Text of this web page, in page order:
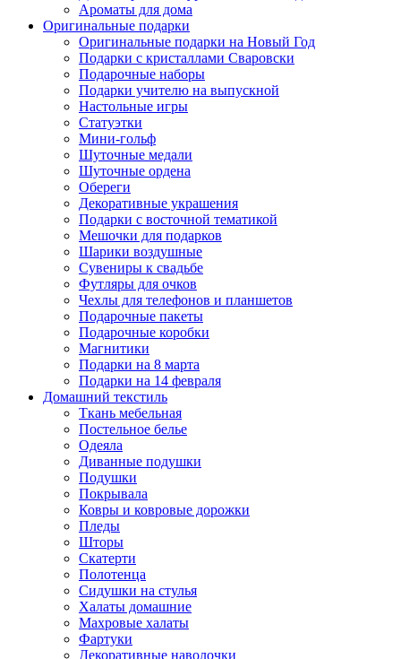
Ароматы для дома
Оригинальные подарки
Оригинальные подарки на Новый Год
Подарки с кристаллами Сваровски
Подарочные наборы
Подарки учителю на выпускной
Настольные игры
Статуэтки
Мини-гольф
Шуточные медали
Шуточные ордена
Обереги
Декоративные украшения
Подарки с восточной тематикой
Мешочки для подарков
Шарики воздушные
Сувениры к свадьбе
Футляры для очков
Чехлы для телефонов и планшетов
Подарочные пакеты
Подарочные коробки
Магнитики
Подарки на 8 марта
Подарки на 14 февраля
Домашний текстиль
Ткань мебельная
Постельное белье
Одеяла
Диванные подушки
Подушки
Покрывала
Ковры и ковровые дорожки
Пледы
Шторы
Скатерти
Полотенца
Сидушки на стулья
Халаты домашние
Махровые халаты
Фартуки
Декоративные наволочки